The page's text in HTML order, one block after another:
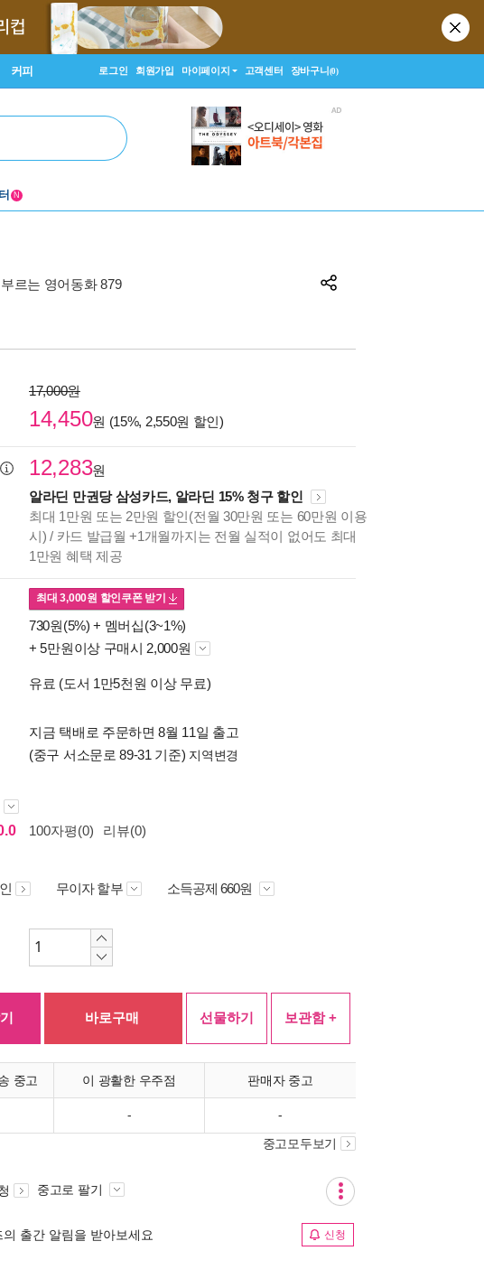
커피 로그인 회원가입 마이페이지 고객센터 장바구니(0)
N
르는 영어동화 879
17,000원
14,450원 (15%, 2,550원 할인)
12,283원
알라딘 만권당 삼성카드, 알라딘 15% 청구 할인
최대 1만원 또는 2만원 할인(전월 30만원 또는 60만원 이용
시) / 카드 발급월 +1개월까지는 전월 실적이 없어도 최대
1만원 혜택 제공
최대3,000원 할인쿠폰 받기
730원(5%) + 멤버십(3~1%)
+ 5만원이상 구매시 2,000원
유료 (도서 1만5천원 이상 무료)
지금 택배로 주문하면 8월 11일 출고
(중구 서소문로 89-31 기준) 지역변경
100자평(0) 리뷰(0)
무이자 할부 소득공제 660원
바로구매 선물하기 보관함 +
중고 이 광활한 우주점 판매자 중고
- -
중고모두보기
중고로 팔기
출간 알림을 받아보세요 신청